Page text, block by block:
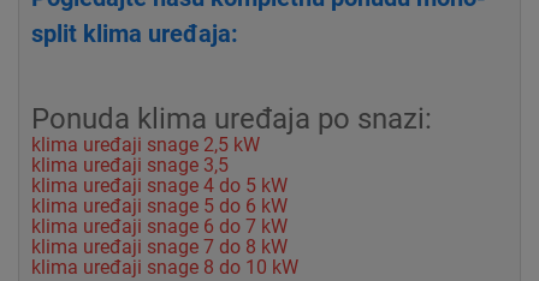
split klima uređaja:
Ponuda klima uređaja po snazi:
klima uređaji snage 2,5 kW
klima uređaji snage 3,5
klima uređaji snage 4 do 5 kW
klima uređaji snage 5 do 6 kW
klima uređaji snage 6 do 7 kW
klima uređaji snage 7 do 8 kW
klima uređaji snage 8 do 10 kW